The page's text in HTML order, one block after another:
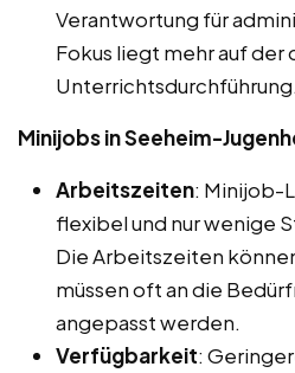
Verantwortung für
Fokus liegt mehr auf der
Unterrichtsdurchführung.
Minijobs in Seeheim-
Arbeitszeiten: Minijob-
flexibel und nur wenige
Die Arbeitszeiten
müssen oft an die
angepasst werden.
Verfügbarkeit: